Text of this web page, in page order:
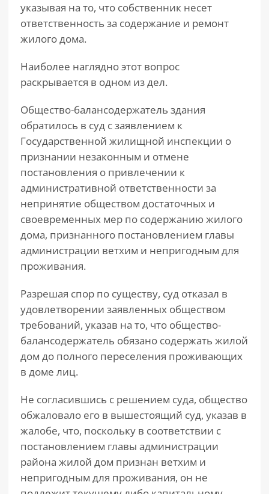
указывая на то, что собственник несет
ответственность за содержание и ремонт
жилого дома.
Наиболее наглядно этот вопрос
раскрывается в одном из дел.
Общество-балансодержатель здания
обратилось в суд с заявлением к
Государственной жилищной инспекции о
признании незаконным и отмене
постановления о привлечении к
административной ответственности за
непринятие обществом достаточных и
своевременных мер по содержанию жилого
дома, признанного постановлением главы
администрации ветхим и непригодным для
проживания.
Разрешая спор по существу, суд отказал в
удовлетворении заявленных обществом
требований, указав на то, что общество-
балансодержатель обязано содержать жилой
дом до полного переселения проживающих
в доме лиц.
Не согласившись с решением суда, общество
обжаловало его в вышестоящий суд, указав в
жалобе, что, поскольку в соответствии с
постановлением главы администрации
района жилой дом признан ветхим и
непригодным для проживания, он не